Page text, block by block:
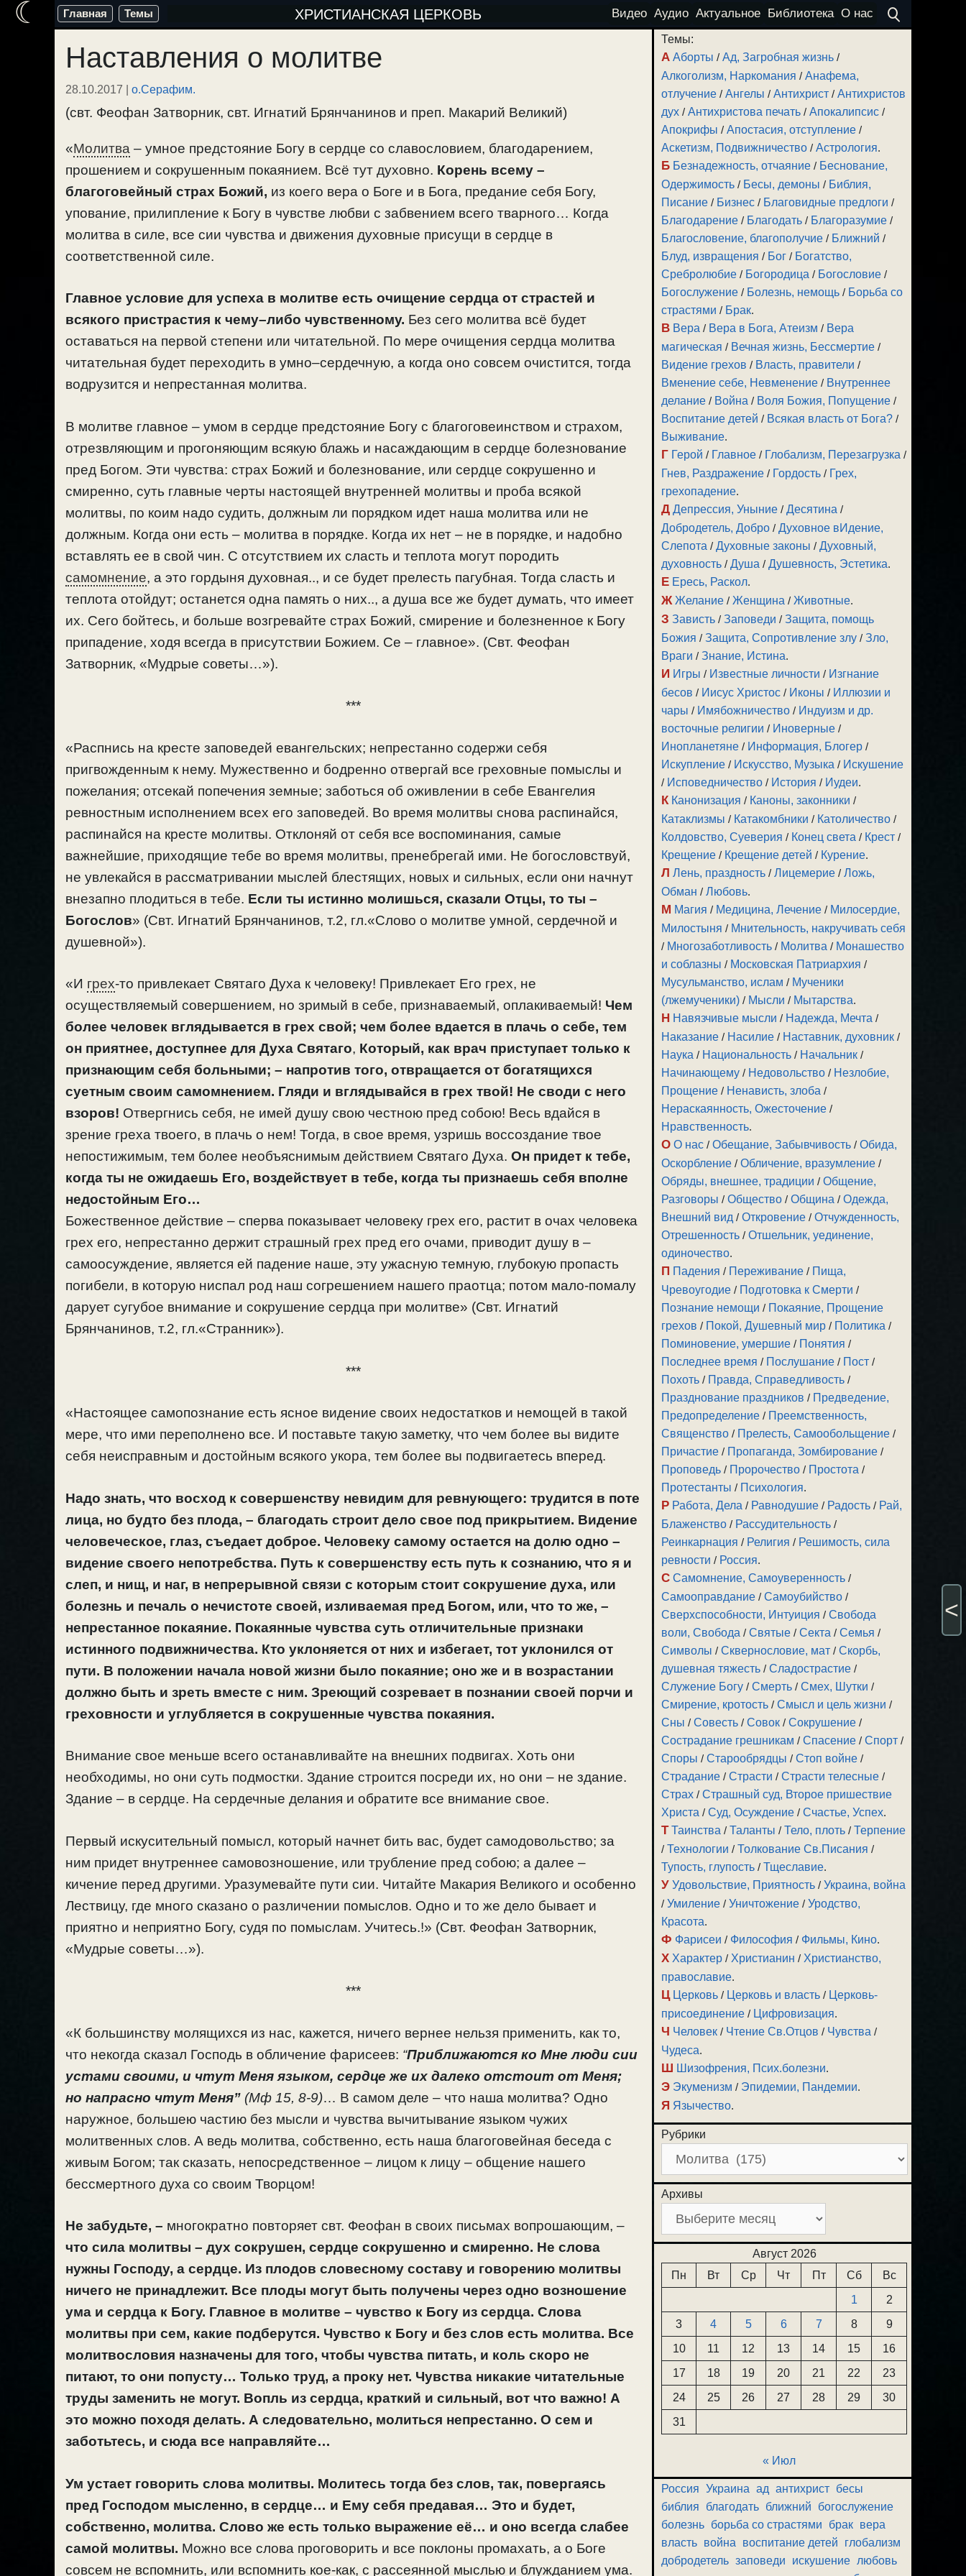
Перейти
содержимому
Главная Темы ХРИСТИАНСКАЯ ЦЕРКОВЬ Видео Аудио Актуальное Библиотека О нас
Наставления о молитве
28.10.2017 | о.Серафим.
(свт. Феофан Затворник, свт. Игнатий Брянчанинов и преп. Макарий Великий)
«Молитва – умное предстояние Богу в сердце со славословием, благодарением,
прошением и сокрушенным покаянием. Всё тут духовно. Корень всему –
благоговейный страх Божий, из коего вера о Боге и в Бога, предание себя Богу,
упование, прилипление к Богу в чувстве любви с забвением всего тварного… Когда
молитва в силе, все сии чувства и движения духовные присущи в сердце в
соответственной силе.
Главное условие для успеха в молитве есть очищение сердца от страстей и
всякого пристрастия к чему–либо чувственному. Без сего молитва всё будет
оставаться на первой степени или читательной. По мере очищения сердца молитва
читательная будет переходить в умно–сердечную, а когда оно совсем очистится, тогда
водрузится и непрестанная молитва.
В молитве главное – умом в сердце предстояние Богу с благоговеинством и страхом,
отрезвляющим и прогоняющим всякую блажь и насаждающим в сердце болезнование
пред Богом. Эти чувства: страх Божий и болезнование, или сердце сокрушенно и
смиренно, суть главные черты настоящей внутренней молитвы и проба всякой
молитвы, по коим надо судить, должным ли порядком идет наша молитва или не
должным. Когда они есть – молитва в порядке. Когда их нет – не в порядке, и надобно
вставлять ее в свой чин. С отсутствием их сласть и теплота могут породить
самомнение, а это гордыня духовная.., и се будет прелесть пагубная. Тогда сласть и
теплота отойдут; останется одна память о них.., а душа все же будет думать, что имеет
их. Сего бойтесь, и больше возгревайте страх Божий, смирение и болезненное к Богу
припадение, ходя всегда в присутствии Божием. Се – главное». (Свт. Феофан
Затворник, «Мудрые советы…»).
***
«Распнись на кресте заповедей евангельских; непрестанно содержи себя
пригвожденным к нему. Мужественно и бодренно отвергай все греховные помыслы и
пожелания; отсекай попечения земные; заботься об оживлении в себе Евангелия
ревностным исполнением всех его заповедей. Во время молитвы снова распинайся,
распинайся на кресте молитвы. Отклоняй от себя все воспоминания, самые
важнейшие, приходящие тебе во время молитвы, пренебрегай ими. Не богословствуй,
не увлекайся в рассматривании мыслей блестящих, новых и сильных, если они начнут
внезапно плодиться в тебе. Если ты истинно молишься, сказали Отцы, то ты –
Богослов» (Свт. Игнатий Брянчанинов, т.2, гл.«Слово о молитве умной, сердечной и
душевной»).
«И грех-то привлекает Святаго Духа к человеку! Привлекает Его грех, не
осуществляемый совершением, но зримый в себе, признаваемый, оплакиваемый! Чем
более человек вглядывается в грех свой; чем более вдается в плачь о себе, тем
он приятнее, доступнее для Духа Святаго, Который, как врач приступает только к
признающим себя больными; – напротив того, отвращается от богатящихся
суетным своим самомнением. Гляди и вглядывайся в грех твой! Не своди с него
взоров! Отвергнись себя, не имей душу свою честною пред собою! Весь вдайся в
зрение греха твоего, в плачь о нем! Тогда, в свое время, узришь воссоздание твое
непостижимым, тем более необъяснимым действием Святаго Духа. Он придет к тебе,
когда ты не ожидаешь Его, воздействует в тебе, когда ты признаешь себя вполне
недостойным Его…
Божественное действие – сперва показывает человеку грех его, растит в очах человека
грех его, непрестанно держит страшный грех пред его очами, приводит душу в –
самоосуждение, является ей падение наше, эту ужасную темную, глубокую пропасть
погибели, в которую ниспал род наш согрешением нашего праотца; потом мало-помалу
дарует сугубое внимание и сокрушение сердца при молитве» (Свт. Игнатий
Брянчанинов, т.2, гл.«Странник»).
***
«Настоящее самопознание есть ясное видение своих недостатков и немощей в такой
мере, что ими переполнено все. И поставьте такую заметку, что чем более вы видите
себя неисправным и достойным всякого укора, тем более вы подвигаетесь вперед.
Надо знать, что восход к совершенству невидим для ревнующего: трудится в поте
лица, но будто без плода, – благодать строит дело свое под прикрытием. Видение
человеческое, глаз, съедает доброе. Человеку самому остается на долю одно –
видение своего непотребства. Путь к совершенству есть путь к сознанию, что я и
слеп, и нищ, и наг, в непрерывной связи с которым стоит сокрушение духа, или
болезнь и печаль о нечистоте своей, изливаемая пред Богом, или, что то же, –
непрестанное покаяние. Покаянные чувства суть отличительные признаки
истинного подвижничества. Кто уклоняется от них и избегает, тот уклонился от
пути. В положении начала новой жизни было покаяние; оно же и в возрастании
должно быть и зреть вместе с ним. Зреющий созревает в познании своей порчи и
греховности и углубляется в сокрушенные чувства покаяния.
Внимание свое меньше всего останавливайте на внешних подвигах. Хоть они
необходимы, но они суть подмостки. Здание строится посреди их, но они – не здание.
Здание – в сердце. На сердечные делания и обратите все внимание свое.
Первый искусительный помысл, который начнет бить вас, будет самодовольство; за
ним придет внутреннее самовозношение, или трубление пред собою; а далее –
кичение перед другими. Уразумевайте пути сии. Читайте Макария Великого и особенно
Лествицу, где много сказано о различении помыслов. Одно и то же дело бывает и
приятно и неприятно Богу, судя по помыслам. Учитесь.!» (Свт. Феофан Затворник,
«Мудрые советы…»).
***
«К большинству молящихся из нас, кажется, ничего вернее нельзя применить, как то,
что некогда сказал Господь в обличение фарисеев: “Приближаются ко Мне люди сии
устами своими, и чтут Меня языком, сердце же их далеко отстоит от Меня;
но напрасно чтут Меня” (Мф 15, 8-9)… В самом деле – что наша молитва? Одно
наружное, большею частию без мысли и чувства вычитывание языком чужих
молитвенных слов. А ведь молитва, собственно, есть наша благоговейная беседа с
живым Богом; так сказать, непосредственное – лицом к лицу – общение нашего
бессмертного духа со своим Творцом!
Не забудьте, – многократно повторяет свт. Феофан в своих письмах вопрошающим, –
что сила молитвы – дух сокрушен, сердце сокрушенно и смиренно. Не слова
нужны Господу, а сердце. Из плодов словесному составу и говорению молитвы
ничего не принадлежит. Все плоды могут быть получены через одно возношение
ума и сердца к Богу. Главное в молитве – чувство к Богу из сердца. Слова
молитвы при сем, какие подберутся. Чувство к Богу и без слов есть молитва. Все
молитвословия назначены для того, чтобы чувства питать, и коль скоро не
питают, то они попусту… Только труд, а проку нет. Чувства никакие читательные
труды заменить не могут. Вопль из сердца, краткий и сильный, вот что важно! А
это можно походя делать. А следовательно, молиться непрестанно. О сем и
заботьтесь, и сюда все направляйте…
Ум устает говорить слова молитвы. Молитесь тогда без слов, так, повергаясь
пред Господом мысленно, в сердце… и Ему себя предавая… Это и будет,
собственно, молитва. Слово же есть только выражение её… и оно всегда слабее
самой молитвы. Можно все слова проговорить и все поклоны промахать, а о Боге
совсем не вспомнить, или вспомнить кое-как, с рассеянной мыслью и блужданием ума.
Темы:
А Аборты /Ад, Загробная жизнь /
Алкоголизм, Наркомания /Анафема,
отлучение /Ангелы /Антихрист /Антихристов
дух /Антихристова печать /Апокалипсис /
Апокрифы /Апостасия, отступление /
Аскетизм, Подвижничество /Астрология.
Б Безнадежность, отчаяние / Беснование,
Одержимость / Бесы, демоны / Библия,
Писание / Бизнес / Благовидные предлоги /
Благодарение / Благодать / Благоразумие /
Благословение, благополучие / Ближний /
Блуд, извращения / Бог / Богатство,
Сребролюбие / Богородица / Богословие /
Богослужение / Болезнь, немощь / Борьба со
страстями / Брак.
В Вера / Вера в Бога, Атеизм / Вера
магическая / Вечная жизнь, Бессмертие /
Видение грехов / Власть, правители /
Вменение себе, Невменение / Внутреннее
делание / Война / Воля Божия, Попущение /
Воспитание детей / Всякая власть от Бога? /
Выживание.
Г Герой / Главное / Глобализм, Перезагрузка /
Гнев, Раздражение / Гордость / Грех,
грехопадение.
Д Депрессия, Уныние /Десятина /
Добродетель, Добро /Духовное вИдение,
Слепота /Духовные законы /Духовный,
духовность /Душа /Душевность, Эстетика.
Е Ересь, Раскол.
Ж Желание /Женщина /Животные.
З Зависть /Заповеди /Защита, помощь
Божия /Защита, Сопротивление злу /Зло,
Враги /Знание, Истина.
И Игры / Известные личности / Изгнание
бесов / Иисус Христос / Иконы / Иллюзии и
чары / Имябожничество / Индуизм и др.
восточные религии / Иноверные /
Инопланетяне / Информация, Блогер /
Искупление / Искусство, Музыка / Искушение
/ Исповедничество / История / Иудеи.
К Канонизация / Каноны, законники /
Катаклизмы / Катакомбники / Католичество /
Колдовство, Суеверия / Конец света / Крест /
Крещение / Крещение детей / Курение.
Л Лень, праздность /Лицемерие /Ложь,
Обман /Любовь.
М Магия / Медицина, Лечение / Милосердие,
Милостыня / Мнительность, накручивать себя
/ Многозаботливость / Молитва / Монашество
и соблазны / Московская Патриархия /
Мусульманство, ислам / Мученики
(лжемученики) / Мысли / Мытарства.
Н Навязчивые мысли / Надежда, Мечта /
Наказание / Насилие / Наставник, духовник /
Наука / Национальность / Начальник /
Начинающему / Недовольство / Незлобие,
Прощение / Ненависть, злоба /
Нераскаянность, Ожесточение /
Нравственность.
О О нас /Обещание, Забывчивость /Обида,
Оскорбление /Обличение, вразумление /
Обряды, внешнее, традиции /Общение,
Разговоры /Общество /Община /Одежда,
Внешний вид /Откровение /Отчужденность,
Отрешенность /Отшельник, уединение,
одиночество.
П Падения / Переживание / Пища,
Чревоугодие / Подготовка к Смерти /
Познание немощи / Покаяние, Прощение
грехов / Покой, Душевный мир / Политика /
Поминовение, умершие / Понятия /
Последнее время / Послушание / Пост /
Похоть / Правда, Справедливость /
Празднование праздников / Предведение,
Предопределение / Преемственность,
Священство / Прелесть, Самообольщение /
Причастие / Пропаганда, Зомбирование /
Проповедь / Пророчество / Простота /
Протестанты / Психология.
Р Работа, Дела / Равнодушие / Радость / Рай,
Блаженство / Рассудительность /
Реинкарнация / Религия / Решимость, сила
ревности / Россия.
С Самомнение, Самоуверенность /
Самооправдание /Самоубийство /
Сверхспособности, Интуиция /Свобода
воли, Свобода /Святые /Секта /Семья /
Символы /Сквернословие, мат /Скорбь,
душевная тяжесть /Сладострастие /
Служение Богу /Смерть /Смех, Шутки /
Смирение, кротость /Смысл и цель жизни /
Сны /Совесть /Совок /Сокрушение /
Сострадание грешникам /Спасение /Спорт /
Споры /Старообрядцы /Стоп войне /
Страдание /Страсти /Страсти телесные /
Страх /Страшный суд, Второе пришествие
Христа /Суд, Осуждение /Счастье, Успех.
Т Таинства /Таланты /Тело, плоть /Терпение
/Технологии /Толкование Св.Писания /
Тупость, глупость /Тщеславие.
У Удовольствие, Приятность /Украина, война
/Умиление /Уничтожение /Уродство,
Красота.
Ф Фарисеи / Философия / Фильмы, Кино.
Х Характер / Христианин / Христианство,
православие.
Ц Церковь / Церковь и власть / Церковь-
присоединение / Цифровизация.
Ч Человек / Чтение Св.Отцов / Чувства /
Чудеса.
Ш Шизофрения, Псих.болезни.
Э Экуменизм / Эпидемии, Пандемии.
Я Язычество.
Рубрики
Архивы
Август 2026
Пн
Вт Ср Чт Пт Сб
Вс
1
2
3
4 5 6 7 8
9
10
11 12 13 14 15
16
17
18 19 20 21 22
23
24
25 26 27 28 29
30
31
« Июл
Россия Украина ад антихрист бесы
библия
благодать ближний
богослужение
болезнь борьба со страстями брак вера
власть война воспитание детей
глобализм
добродетель заповеди искушение любовь
☾
<